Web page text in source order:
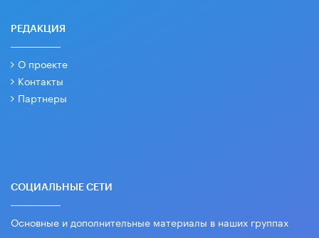
РЕДАКЦИЯ
О проекте
Контакты
Партнеры
СОЦИАЛЬНЫЕ СЕТИ
Основные и дополнительные материалы в наших группах